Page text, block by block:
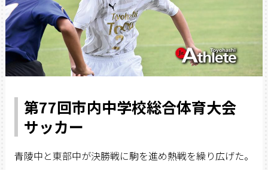
第77回市内中学校総合体育大会
サッカー
青陵中と東部中が決勝戦に駒を進め熱戦を繰り広げた。